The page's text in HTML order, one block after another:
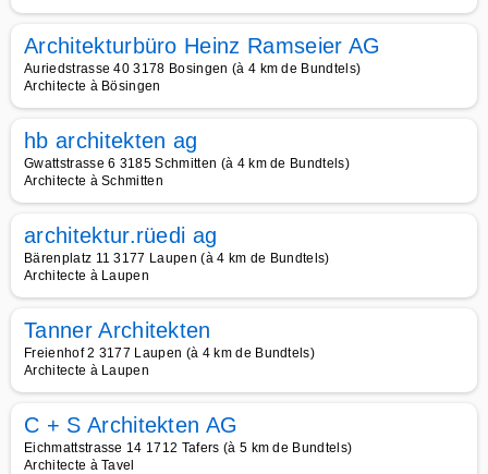
Architekturbüro Heinz Ramseier AG
Auriedstrasse 40 3178 Bosingen (à 4 km de Bundtels)
Architecte à Bösingen
hb architekten ag
Gwattstrasse 6 3185 Schmitten (à 4 km de Bundtels)
Architecte à Schmitten
architektur.rüedi ag
Bärenplatz 11 3177 Laupen (à 4 km de Bundtels)
Architecte à Laupen
Tanner Architekten
Freienhof 2 3177 Laupen (à 4 km de Bundtels)
Architecte à Laupen
C + S Architekten AG
Eichmattstrasse 14 1712 Tafers (à 5 km de Bundtels)
Architecte à Tavel